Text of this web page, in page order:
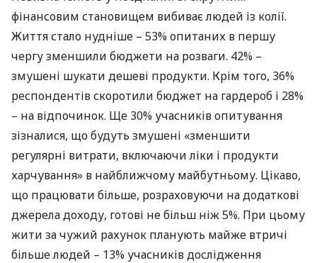
фінансовим становищем вибиває людей із колії.
Життя стало нудніше – 53% опитаних в першу
чергу зменшили бюджети на розваги. 42% –
змушені шукати дешеві продукти. Крім того, 36%
респондентів скоротили бюджет на гардероб і 28%
– на відпочинок. Ще 30% учасників опитування
зізналися, що будуть змушені «зменшити
регулярні витрати, включаючи ліки і продукти
харчування» в найближчому майбутньому. Цікаво,
що працювати більше, розраховуючи на додаткові
джерела доходу, готові не більш ніж 5%. При цьому
жити за чужий рахунок планують майже втричі
більше людей – 13% учасників дослідження